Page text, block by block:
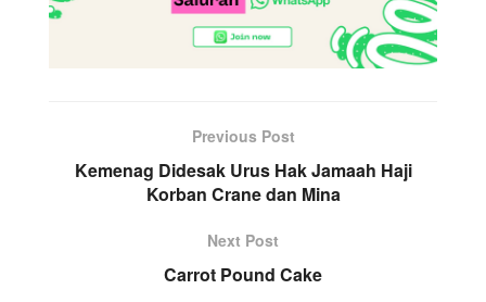
Previous Post
Kemenag Didesak Urus Hak Jamaah Haji
Korban Crane dan Mina
Next Post
Carrot Pound Cake